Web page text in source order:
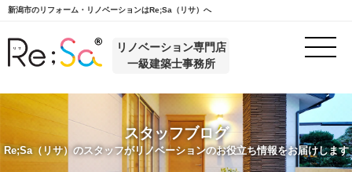
新潟市のリフォーム・リノベーションはRe;Sa（リサ）へ
リノベーション専門店
一級建築士事務所
スタッフブログ
Re;Sa（リサ）のスタッフがリノベーションのお役立ち情報をお届けします